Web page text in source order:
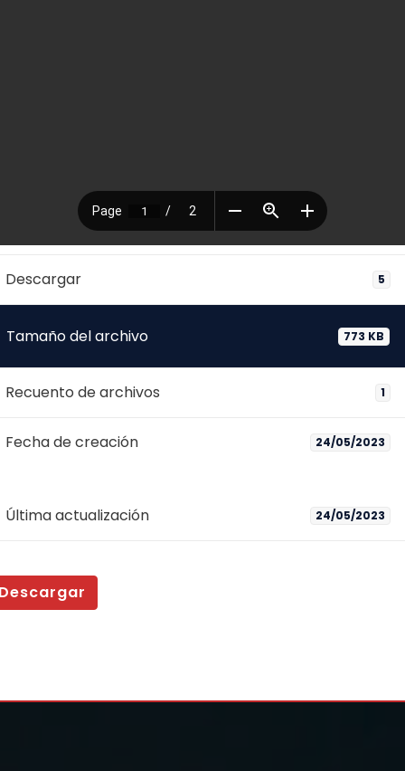
Descargar 5
Tamaño del archivo 773 KB
Recuento de archivos 1
Fecha de creación 24/05/2023
Última actualización 24/05/2023